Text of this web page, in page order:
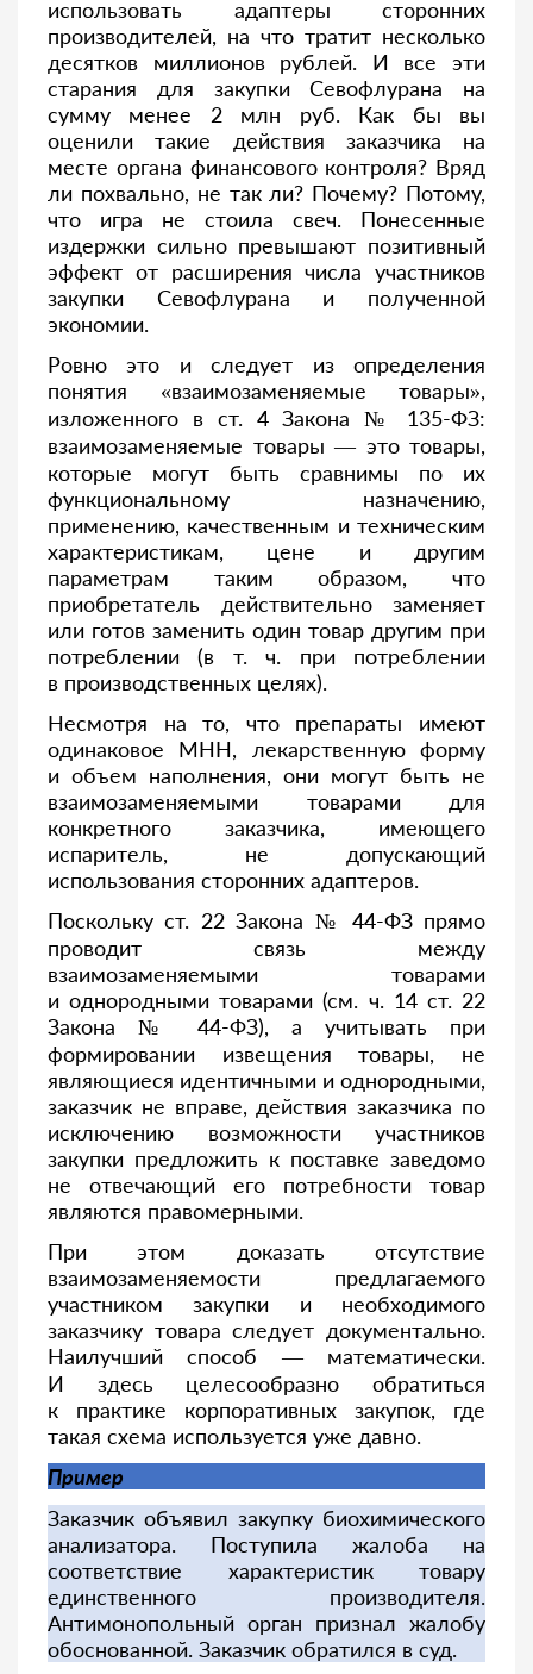
использовать адаптеры сторонних
производителей, на что тратит несколько
десятков миллионов рублей. И все эти
старания для закупки Севофлурана на
сумму менее 2 млн руб. Как бы вы
оценили такие действия заказчика на
месте органа финансового контроля? Вряд
ли похвально, не так ли? Почему? Потому,
что игра не стоила свеч. Понесенные
издержки сильно превышают позитивный
эффект от расширения числа участников
закупки Севофлурана и полученной
экономии.
Ровно это и следует из определения
понятия «взаимозаменяемые товары»,
изложенного в ст. 4 Закона № 135-ФЗ:
взаимозаменяемые товары — это товары,
которые могут быть сравнимы по их
функциональному назначению,
применению, качественным и техническим
характеристикам, цене и другим
параметрам таким образом, что
приобретатель действительно заменяет
или готов заменить один товар другим при
потреблении (в т. ч. при потреблении
в производственных целях).
Несмотря на то, что препараты имеют
одинаковое МНН, лекарственную форму
и объем наполнения, они могут быть не
взаимозаменяемыми товарами для
конкретного заказчика, имеющего
испаритель, не допускающий
использования сторонних адаптеров.
Поскольку ст. 22 Закона № 44-ФЗ прямо
проводит связь между
взаимозаменяемыми товарами
и однородными товарами (см. ч. 14 ст. 22
Закона № 44-ФЗ), а учитывать при
формировании извещения товары, не
являющиеся идентичными и однородными,
заказчик не вправе, действия заказчика по
исключению возможности участников
закупки предложить к поставке заведомо
не отвечающий его потребности товар
являются правомерными.
При этом доказать отсутствие
взаимозаменяемости предлагаемого
участником закупки и необходимого
заказчику товара следует документально.
Наилучший способ — математически.
И здесь целесообразно обратиться
к практике корпоративных закупок, где
такая схема используется уже давно.
Пример
Заказчик объявил закупку биохимического
анализатора. Поступила жалоба на
соответствие характеристик товару
единственного производителя.
Антимонопольный орган признал жалобу
обоснованной. Заказчик обратился в суд.